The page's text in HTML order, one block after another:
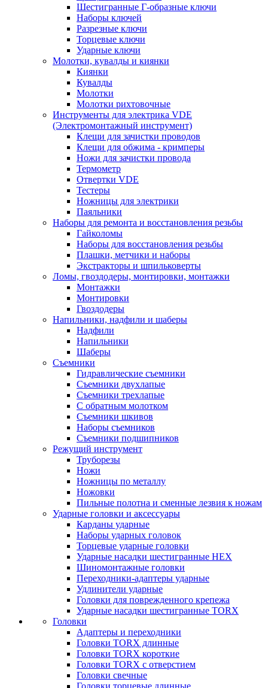
Шестигранные Г-образные ключи
Наборы ключей
Разрезные ключи
Торцевые ключи
Ударные ключи
Молотки, кувалды и киянки
Киянки
Кувалды
Молотки
Молотки рихтовочные
Инструменты для электрика VDE
(Электромонтажный инструмент)
Клещи для зачистки проводов
Клещи для обжима - кримперы
Ножи для зачистки провода
Термометр
Отвертки VDE
Тестеры
Ножницы для электрики
Паяльники
Наборы для ремонта и восстановления резьбы
Гайколомы
Наборы для восстановления резьбы
Плашки, метчики и наборы
Экстракторы и шпильковерты
Ломы, гвоздодеры, монтировки, монтажки
Монтажки
Монтировки
Гвоздодеры
Напильники, надфили и шаберы
Надфили
Напильники
Шаберы
Съемники
Гидравлические съемники
Съемники двухлапые
Съемники трехлапые
С обратным молотком
Съемники шкивов
Наборы съемников
Съемники подшипников
Режущий инструмент
Труборезы
Ножи
Ножницы по металлу
Ножовки
Пильные полотна и сменные лезвия к ножам
Ударные головки и аксессуары
Карданы ударные
Наборы ударных головок
Торцевые ударные головки
Ударные насадки шестигранные HEX
Шиномонтажные головки
Переходники-адаптеры ударные
Удлинители ударные
Головки для поврежденного крепежа
Ударные насадки шестигранные TORX
Головки
Адаптеры и переходники
Головки TORX длинные
Головки TORX короткие
Головки TORX с отверстием
Головки свечные
Головки торцевые длинные